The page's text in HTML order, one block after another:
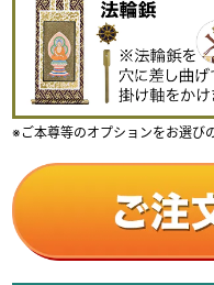
※ご本尊等のオプションをお選び